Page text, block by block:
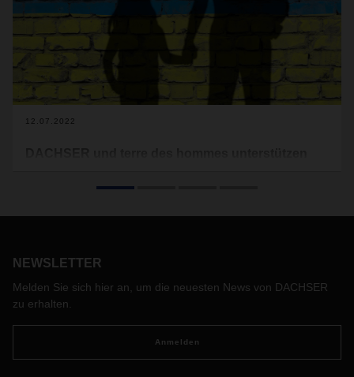
12.07.2022
Bewältigung von kriegsbedingten Traumata.
NEWSLETTER
Melden Sie sich hier an, um die neuesten News von DACHSER
zu erhalten.
Anmelden